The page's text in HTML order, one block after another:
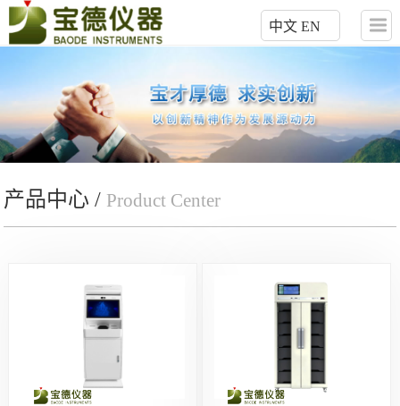
中文 EN
产品中心 / Product Center